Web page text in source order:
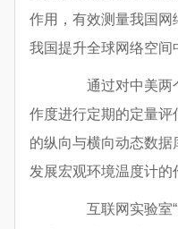
作用，有效测量我国网
我国提升全球网络空间
通过对中美两
作度进行定期的定量
的纵向与横向动态数据
发展宏观环境温度计的
互联网实验室“